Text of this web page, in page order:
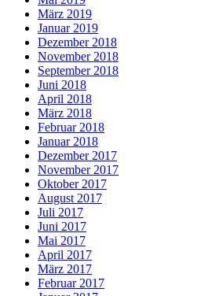
März 2019
Januar 2019
Dezember 2018
November 2018
September 2018
Juni 2018
April 2018
März 2018
Februar 2018
Januar 2018
Dezember 2017
November 2017
Oktober 2017
August 2017
Juli 2017
Juni 2017
Mai 2017
April 2017
März 2017
Februar 2017